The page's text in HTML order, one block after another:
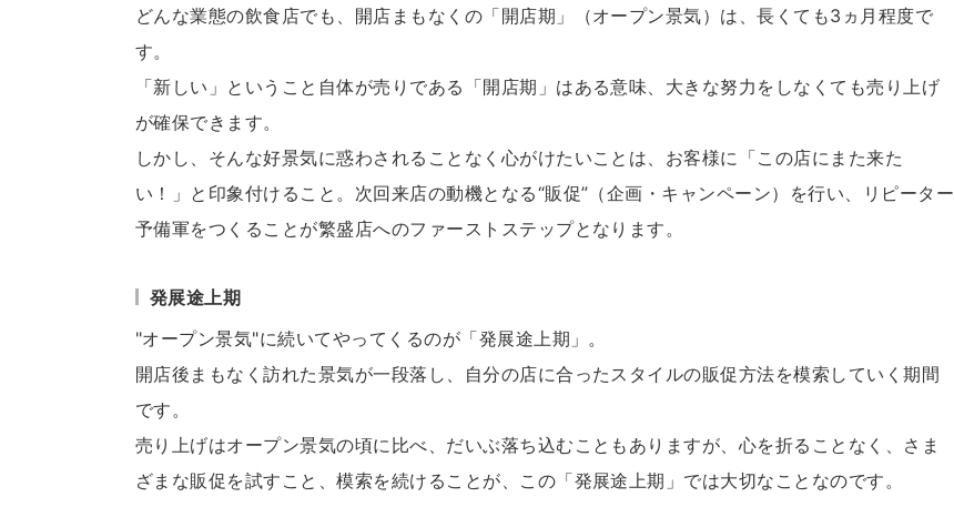
どんな業態の飲食店でも、開店まもなくの「開店期」（オープン景気）は、長くても3ヵ月程度で
す。
「新しい」ということ自体が売りである「開店期」はある意味、大きな努力をしなくても売り上げ
が確保できます。
しかし、そんな好景気に惑わされることなく心がけたいことは、お客様に「この店にまた来た
い！」と印象付けること。次回来店の動機となる“販促”（企画・キャンペーン）を行い、リピーター
予備軍をつくることが繁盛店へのファーストステップとなります。
発展途上期
"オープン景気"に続いてやってくるのが「発展途上期」。
開店後まもなく訪れた景気が一段落し、自分の店に合ったスタイルの販促方法を模索していく期間
です。
売り上げはオープン景気の頃に比べ、だいぶ落ち込むこともありますが、心を折ることなく、さま
ざまな販促を試すこと、模索を続けることが、この「発展途上期」では大切なことなのです。